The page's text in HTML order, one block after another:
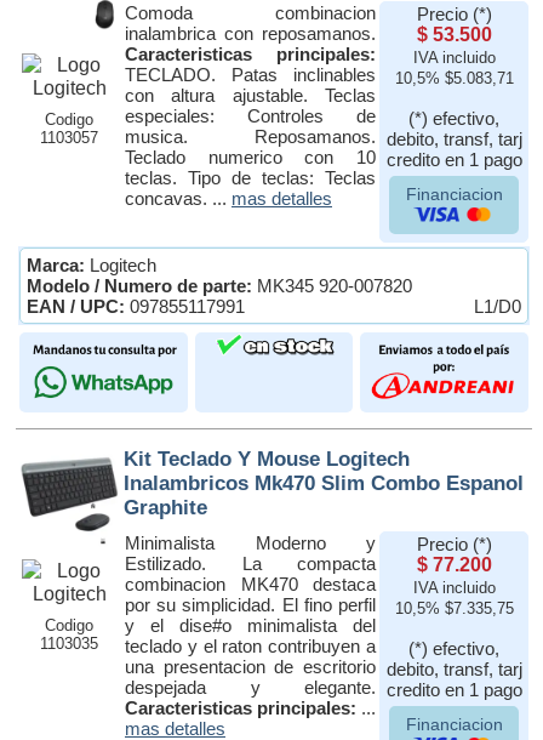
Codigo
1103057
Comoda combinacion
inalambrica con reposamanos.
Caracteristicas principales:
TECLADO. Patas inclinables
con altura ajustable. Teclas
especiales: Controles de
musica. Reposamanos.
Teclado numerico con 10
teclas. Tipo de teclas: Teclas
concavas. ... mas detalles
Precio (*)
$ 53.500
IVA incluido
10,5% $5.083,71
(*) efectivo,
debito, transf, tarj
credito en 1 pago
Financiacion
Marca: Logitech
Modelo / Numero de parte: MK345 920-007820
EAN / UPC: 097855117991 L1/D0
Codigo
1103035
Kit Teclado Y Mouse Logitech
Inalambricos Mk470 Slim Combo Espanol
Graphite
Minimalista Moderno y
Estilizado. La compacta
combinacion MK470 destaca
por su simplicidad. El fino perfil
y el dise#o minimalista del
teclado y el raton contribuyen a
una presentacion de escritorio
despejada y elegante.
Caracteristicas principales: ...
mas detalles
Precio (*)
$ 77.200
IVA incluido
10,5% $7.335,75
(*) efectivo,
debito, transf, tarj
credito en 1 pago
Financiacion